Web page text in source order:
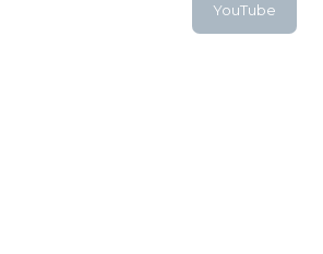
YouTube